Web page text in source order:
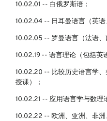
10.02.01 -- 白俄罗斯语；
10.02.04 -- 日耳曼语言（英语
10.02.05 -- 罗曼语言（法语、
10.02.19 -- 语言理论（包括英
10.02.20 -- 比较历史语言学
授课）；
10.02.21 -- 应用语言学与数理
10.02.22 -- 欧洲、亚洲、非